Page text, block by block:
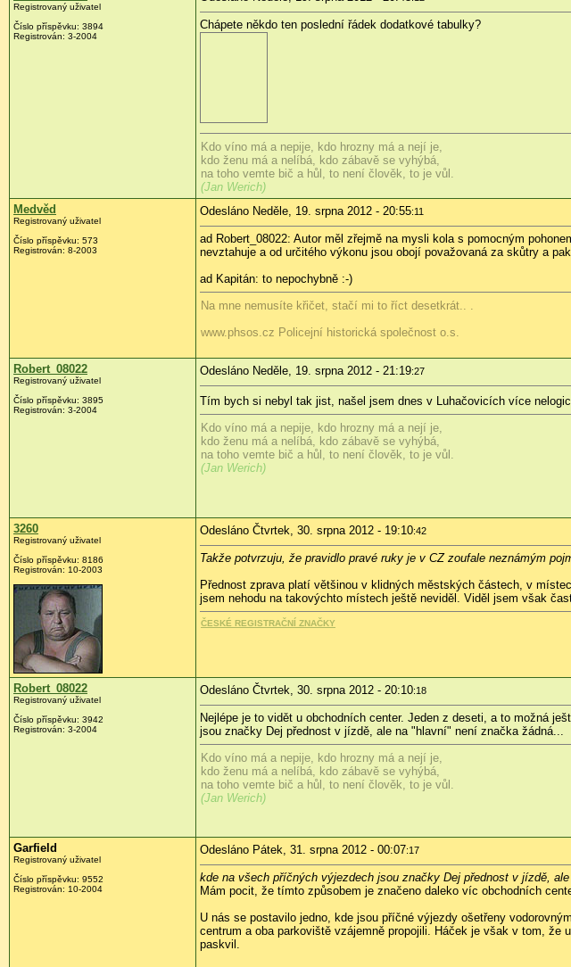
Registrovaný uživatel
Číslo příspěvku: 3894
Registrován: 3-2004
Chápete někdo ten poslední řádek dodatkové tabulky?
Kdo víno má a nepije, kdo hrozny má a nejí je,
kdo ženu má a nelíbá, kdo zábavě se vyhýbá,
na toho vemte bič a hůl, to není člověk, to je vůl.
(Jan Werich)
Medvěd
Registrovaný uživatel
Číslo příspěvku: 573
Registrován: 8-2003
Odesláno Neděle, 19. srpna 2012 - 20:55:11
ad Robert_08022: Autor měl zřejmě na mysli kola s pomocným
nevztahuje a od určitého výkonu jsou obojí považovaná za skůtry a
ad Kapitán: to nepochybně :-)
Na mne nemusíte křičet, stačí mi to říct desetkrát.. .
www.phsos.cz Policejní historická společnost o.s.
Robert_08022
Registrovaný uživatel
Číslo příspěvku: 3895
Registrován: 3-2004
Odesláno Neděle, 19. srpna 2012 - 21:19:27
Tím bych si nebyl tak jist, našel jsem dnes v Luhačovicích více
Kdo víno má a nepije, kdo hrozny má a nejí je,
kdo ženu má a nelíbá, kdo zábavě se vyhýbá,
na toho vemte bič a hůl, to není člověk, to je vůl.
(Jan Werich)
3260
Registrovaný uživatel
Číslo příspěvku: 8186
Registrován: 10-2003
Odesláno Čtvrtek, 30. srpna 2012 - 19:10:42
Takže potvrzuju, že pravidlo pravé ruky je v CZ zoufale neznámým
Přednost zprava platí většinou v klidných městských částech, v
jsem nehodu na takovýchto místech ještě neviděl. Viděl jsem však
ČESKÉ REGISTRAČNÍ ZNAČKY
Robert_08022
Registrovaný uživatel
Číslo příspěvku: 3942
Registrován: 3-2004
Odesláno Čtvrtek, 30. srpna 2012 - 20:10:18
Nejlépe je to vidět u obchodních center. Jeden z deseti, a to možná
jsou značky Dej přednost v jízdě, ale na "hlavní" není značka žádná...
Kdo víno má a nepije, kdo hrozny má a nejí je,
kdo ženu má a nelíbá, kdo zábavě se vyhýbá,
na toho vemte bič a hůl, to není člověk, to je vůl.
(Jan Werich)
Garfield
Registrovaný uživatel
Číslo příspěvku: 9552
Registrován: 10-2004
Odesláno Pátek, 31. srpna 2012 - 00:07:17
kde na všech příčných výjezdech jsou značky Dej přednost v jízdě,
Mám pocit, že tímto způsobem je značeno daleko víc obchodních
U nás se postavilo jedno, kde jsou příčné výjezdy ošetřeny
centrum a oba parkoviště vzájemně propojili. Háček je však v tom,
paskvil.